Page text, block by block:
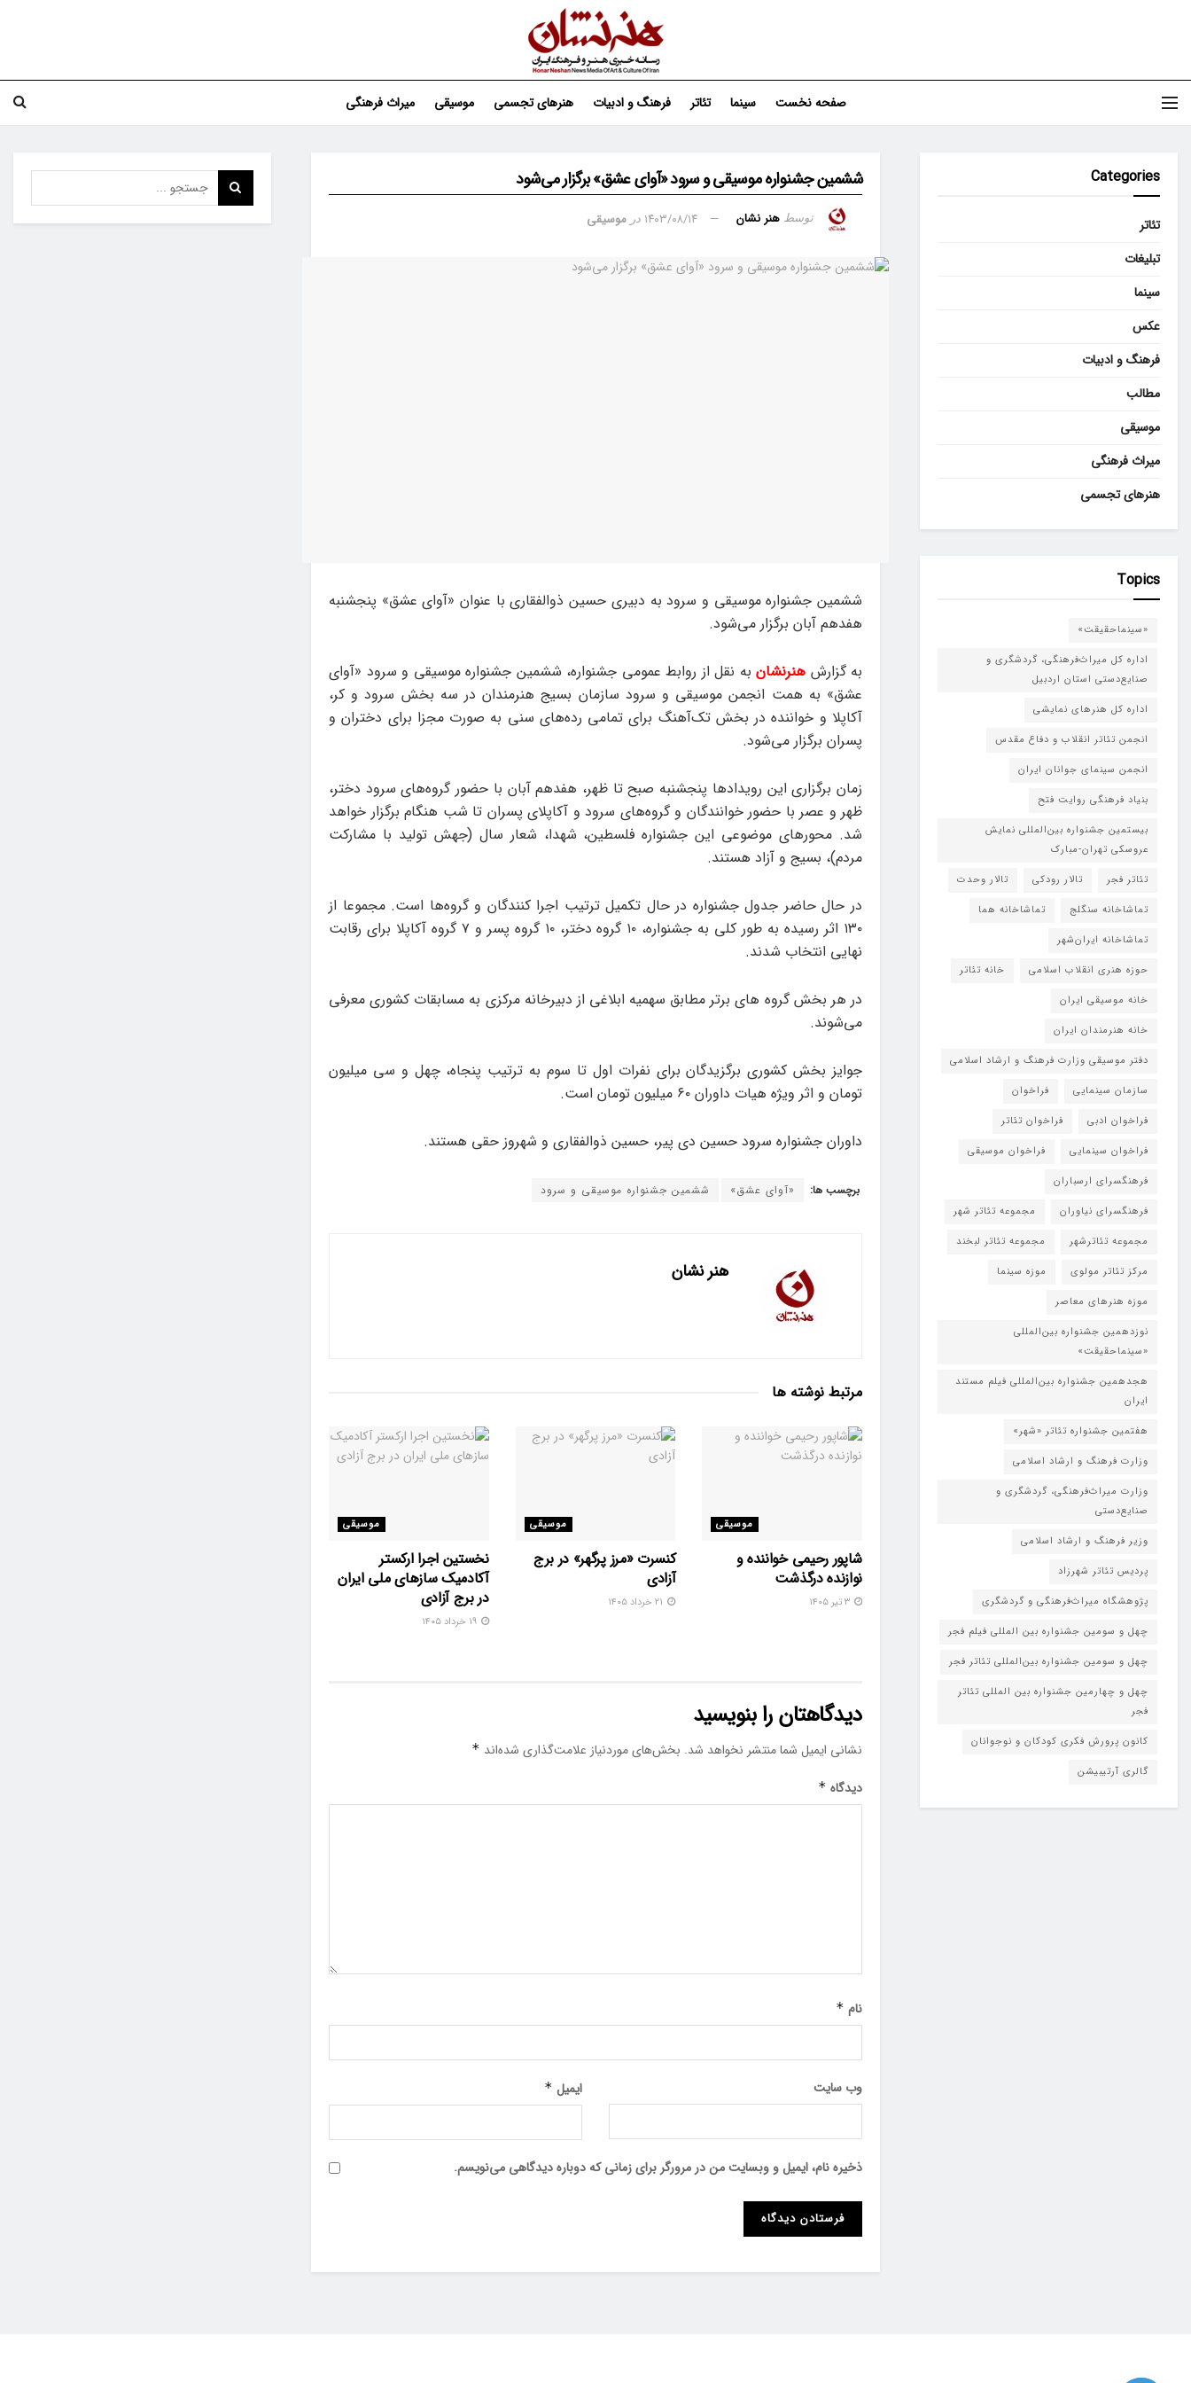
صفحه نخست سینما تئاتر فرهنگ و ادبیات هنرهای تجسمی موسیقی میراث فرهنگی
ششمین جشنواره موسیقی و سرود «آوای عشق» برگزار می‌شود
توسط هنر نشان ۱۴۰۳/۰۸/۱۴ در موسیقی
ششمین جشنواره موسیقی و سرود به دبیری حسین ذوالفقاری با عنوان «آوای عشق»‌ پنجشنبه
هفدهم آبان برگزار می‌شود.
به گزارش هنرنشان به نقل از روابط عمومی جشنواره،‌ ششمین جشنواره موسیقی و سرود «آوای
عشق» به همت انجمن موسیقی و سرود سازمان بسیج هنرمندان در سه بخش سرود و کر،
آکاپلا و خواننده در بخش تک‌آهنگ برای تمامی رده‌های سنی به صورت مجزا برای دختران و
پسران برگزار می‌شود.
زمان برگزاری این رویدادها پنجشنبه صبح تا ظهر، هفدهم آبان با حضور گروه‌های سرود دختر،
ظهر و عصر با حضور خوانندگان و گروه‌های سرود و آکاپلای پسران تا شب هنگام برگزار خواهد
شد. محورهای موضوعی این جشنواره فلسطین، شهدا، شعار سال (جهش تولید با مشارکت
مردم)، بسیج و آزاد هستند.
در حال حاضر جدول جشنواره در حال تکمیل ترتیب اجرا کنندگان و گروه‌ها است. مجموعا از
۱۳۰ اثر رسیده به طور کلی به جشنواره، ۱۰ گروه دختر، ۱۰ گروه پسر و ۷ گروه‌ آکاپلا برای رقابت
نهایی انتخاب شدند.
در هر بخش گروه های برتر مطابق سهمیه ابلاغی از دبیرخانه مرکزی به مسابقات کشوری معرفی
می‌شوند.
جوایز بخش کشوری برگزیدگان برای نفرات اول تا سوم به ترتیب پنجاه، چهل و سی میلیون
تومان و اثر ویژه هیات داوران ۶۰ میلیون تومان است.
داوران جشنواره سرود حسین دی پیر، حسین ذوالفقاری و شهروز حقی هستند.
برچسب ها: «آوای عشق»‌ ششمین جشنواره موسیقی و سرود
هنر نشان
مرتبط نوشته ها
موسیقی
شاپور رحیمی خواننده و
نوازنده درگذشت
موسیقی
کنسرت «مرز پرگهر» در برج
آزادی
موسیقی
نخستین اجرا ارکستر
آکادمیک سازهای ملی ایران
در برج آزادی
۱۹ خرداد ۱۴۰۵
دیدگاهتان را بنویسید
نشانی ایمیل شما منتشر نخواهد شد. بخش‌های موردنیاز علامت‌گذاری شده‌اند *
دیدگاه *
نام *
ایمیل * وب‌ سایت
ذخیره نام، ایمیل و وبسایت من در مرورگر برای زمانی که دوباره دیدگاهی می‌نویسم.
Categories
تئاتر
تبلیغات
سینما
عکس
فرهنگ و ادبیات
مطالب
موسیقی
میراث فرهنگی
هنرهای تجسمی
Topics
«سینماحقیقت»
اداره کل میراث‌فرهنگی، گردشگری و
صنایع‌دستی استان اردبیل
اداره کل هنرهای نمایشی
انجمن تئاتر انقلاب و دفاع مقدس
انجمن سینمای جوانان ایران
بنیاد فرهنگی روایت فتح
بیستمین جشنواره بین‌المللی نمایش
عروسکی تهران-مبارک
تئاتر فجر
تالار رودکی
تالار وحدت
تماشاخانه سنگلج
تماشاخانه هما
تماشاخانه‌ ایران‌شهر
حوزه هنری انقلاب اسلامی
خانه تئاتر
خانه موسیقی ایران
خانه هنرمندان ایران
دفتر موسیقی وزارت فرهنگ و ارشاد اسلامی
سازمان سینمایی
فراخوان
فراخوان ادبی
فراخوان تئاتر
فراخوان سینمایی
فراخوان موسیقی
فرهنگسرای ارسباران
فرهنگسرای نیاوران
مجموعه تئاتر شهر
مجموعه تئاترشهر
مجموعه تئاتر لبخند
مرکز تئاتر مولوی
موزه سینما
موزه هنرهای معاصر
نوزدهمین جشنواره بین‌المللی
«سینماحقیقت»
هجدهمین جشنواره بین‌المللی فیلم مستند
ایران
هفتمین جشنواره تئاتر «شهر»
وزارت فرهنگ و ارشاد اسلامی
وزارت میراث‌فرهنگی، گردشگری و
صنایع‌دستی
وزیر فرهنگ و ارشاد اسلامی
پردیس تئاتر شهرزاد
پژوهشگاه میراث‌فرهنگی و گردشگری
چهل و سومین جشنواره بین المللی فیلم فجر
چهل و سومین جشنواره بین‌المللی تئاتر فجر
چهل و چهارمین جشنواره بین المللی تئاتر
فجر
کانون پرورش فکری کودکان و نوجوانان
گالری آرتیبیشن